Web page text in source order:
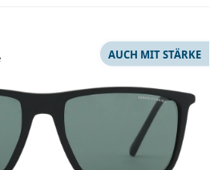
AUCH MIT STÄRKE